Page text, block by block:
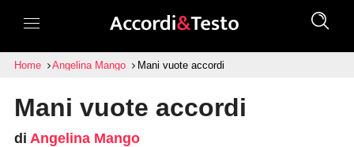
Home Angelina Mango Mani vuote accordi
Mani vuote accordi
di Angelina Mango